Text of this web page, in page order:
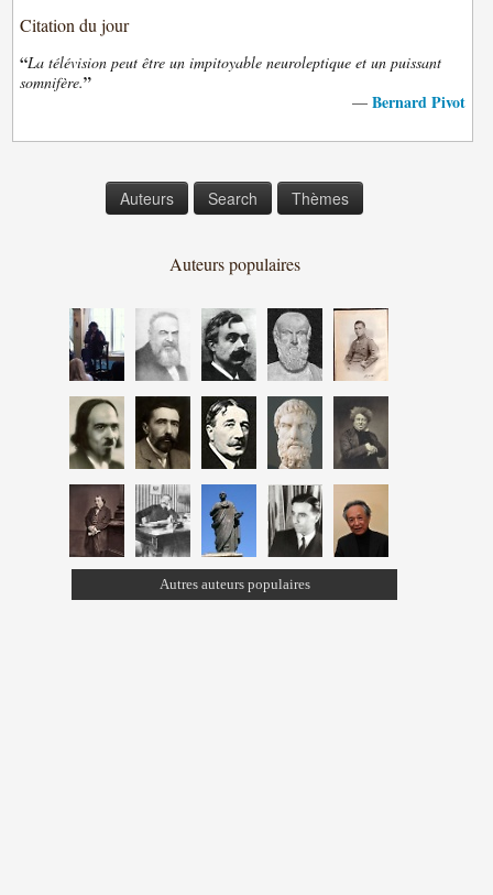
Citation du jour
“La télévision peut être un impitoyable neuroleptique et un puissant
somnifère.”
— Bernard Pivot
Auteurs Search Thèmes
Auteurs populaires
Autres auteurs populaires